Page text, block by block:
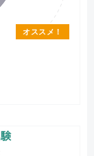
オススメ！